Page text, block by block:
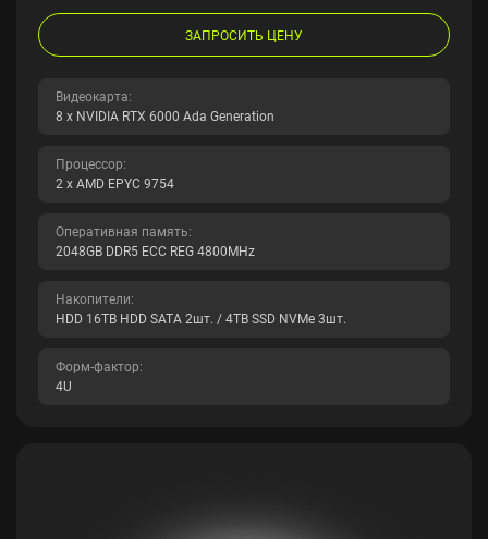
ЗАПРОСИТЬ ЦЕНУ
Видеокарта:
8 x NVIDIA RTX 6000 Ada Generation
Процессор:
2 x AMD EPYC 9754
Оперативная память:
2048GB DDR5 ECC REG 4800MHz
Накопители:
HDD 16TB HDD SATA 2шт. / 4TB SSD NVMe 3шт.
Форм-фактор:
4U